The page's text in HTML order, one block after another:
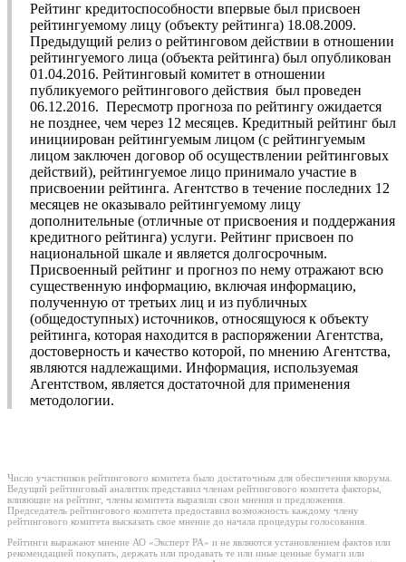
Рейтинг кредитоспособности впервые был присвоен
рейтингуемому лицу (объекту рейтинга) 18.08.2009.
Предыдущий релиз о рейтинговом действии в отношении
рейтингуемого лица (объекта рейтинга) был опубликован
01.04.2016. Рейтинговый комитет в отношении
публикуемого рейтингового действия был проведен
06.12.2016. Пересмотр прогноза по рейтингу ожидается
не позднее, чем через 12 месяцев. Кредитный рейтинг был
инициирован рейтингуемым лицом (с рейтингуемым
лицом заключен договор об осуществлении рейтинговых
действий), рейтингуемое лицо принимало участие в
присвоении рейтинга. Агентство в течение последних 12
месяцев не оказывало рейтингуемому лицу
дополнительные (отличные от присвоения и поддержания
кредитного рейтинга) услуги. Рейтинг присвоен по
национальной шкале и является долгосрочным.
Присвоенный рейтинг и прогноз по нему отражают всю
существенную информацию, включая информацию,
полученную от третьих лиц и из публичных
(общедоступных) источников, относящуюся к объекту
рейтинга, которая находится в распоряжении Агентства,
достоверность и качество которой, по мнению Агентства,
являются надлежащими. Информация, используемая
Агентством, является достаточной для применения
методологии.
Число участников рейтингового комитета было достаточным для обеспечения кворума.
Ведущий рейтинговый аналитик представил членам рейтингового комитета факторы,
влияющие на рейтинг, члены комитета выразили свои мнения и предложения.
Председатель рейтингового комитета предоставил возможность каждому члену
рейтингового комитета высказать свое мнение до начала процедуры голосования.
Рейтинги выражают мнение АО «Эксперт РА» и не являются установлением фактов или
рекомендацией покупать, держать или продавать те или иные ценные бумаги или